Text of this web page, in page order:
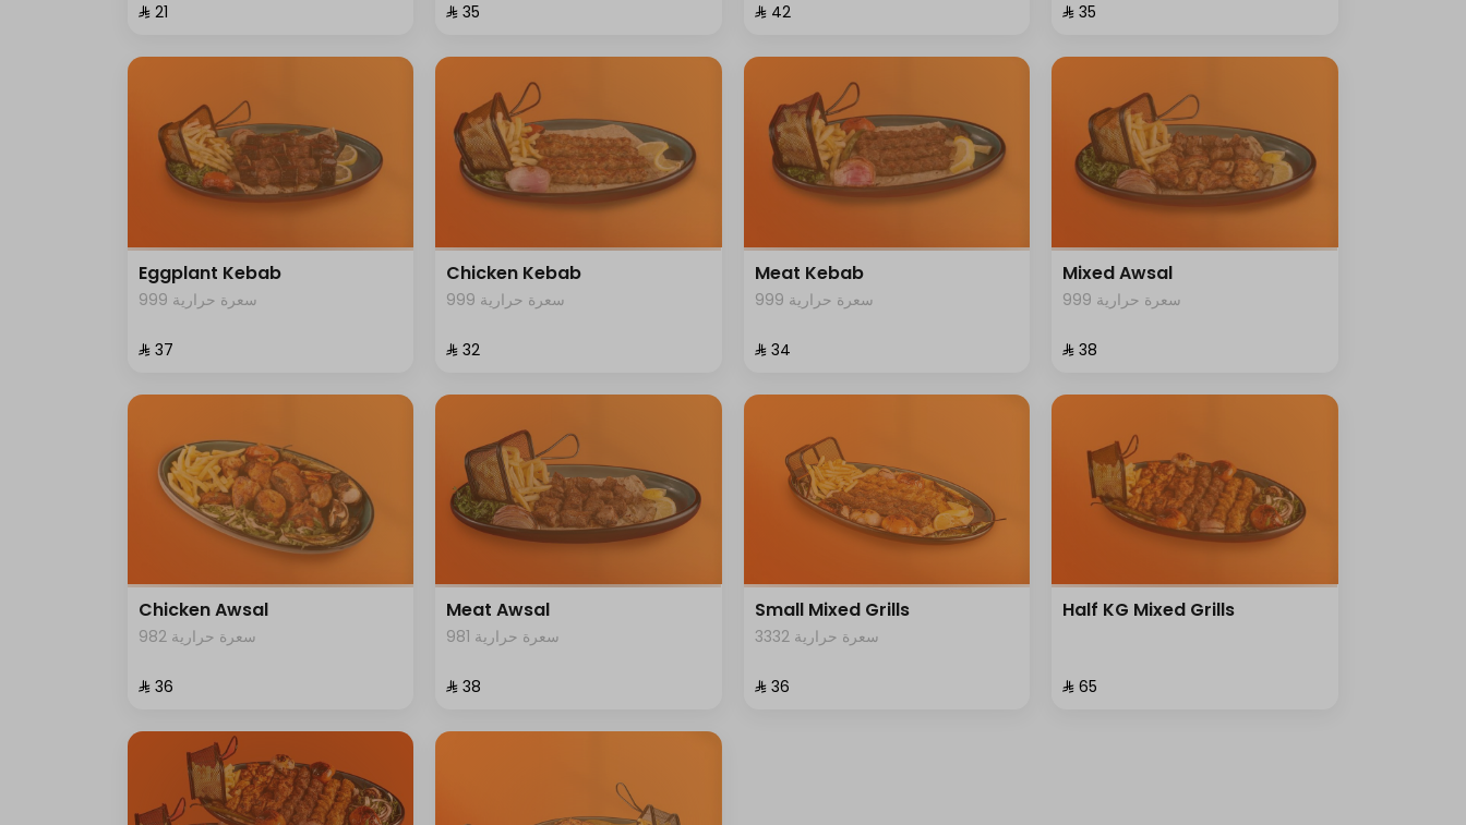
⁨⁦‪‬ 21⁩
⁨⁦‪‬ 35⁩ ⁨⁦‪‬ 42⁩ ⁨⁦‪‬ 35⁩
Eggplant Kebab
999 سعرة حرارية
⁨⁦‪‬ 37⁩
Chicken Kebab
999 سعرة حرارية
⁨⁦‪‬ 32⁩
Meat Kebab
999 سعرة حرارية
⁨⁦‪‬ 34⁩
Mixed Awsal
999 سعرة حرارية
⁨⁦‪‬ 38⁩
Chicken Awsal
982 سعرة حرارية
⁨⁦‪‬ 36⁩
Meat Awsal
981 سعرة حرارية
⁨⁦‪‬ 38⁩
Small Mixed Grills
3332 سعرة حرارية
⁨⁦‪‬ 36⁩
Half KG Mixed Grills
⁨⁦‪‬ 65⁩